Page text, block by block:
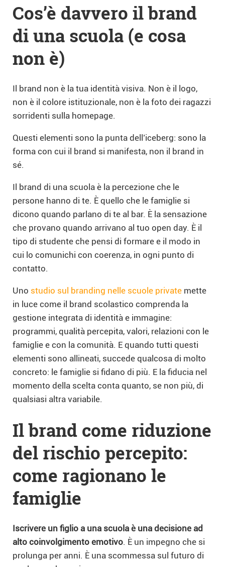
Cos’è davvero il brand
di una scuola (e cosa
non è)
Il brand non è la tua identità visiva. Non è il logo,
non è il colore istituzionale, non è la foto dei ragazzi
sorridenti sulla homepage.
Questi elementi sono la punta dell’iceberg: sono la
forma con cui il brand si manifesta, non il brand in
sé.
Il brand di una scuola è la percezione che le
persone hanno di te. È quello che le famiglie si
dicono quando parlano di te al bar. È la sensazione
che provano quando arrivano al tuo open day. È il
tipo di studente che pensi di formare e il modo in
cui lo comunichi con coerenza, in ogni punto di
contatto.
Uno studio sul branding nelle scuole private mette
in luce come il brand scolastico comprenda la
gestione integrata di identità e immagine:
programmi, qualità percepita, valori, relazioni con le
famiglie e con la comunità. E quando tutti questi
elementi sono allineati, succede qualcosa di molto
concreto: le famiglie si fidano di più. E la fiducia nel
momento della scelta conta quanto, se non più, di
qualsiasi altra variabile.
Il brand come riduzione
del rischio percepito:
come ragionano le
famiglie
Iscrivere un figlio a una scuola è una decisione ad
alto coinvolgimento emotivo. È un impegno che si
prolunga per anni. È una scommessa sul futuro di